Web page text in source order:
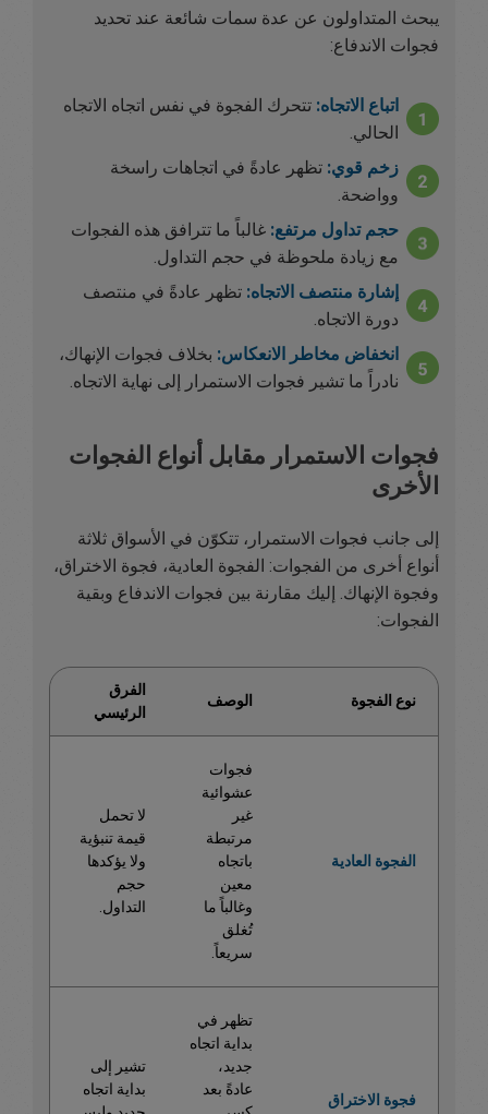
يبحث المتداولون عن عدة سمات شائعة عند تحديد
فجوات الاندفاع:
اتباع الاتجاه: تتحرك الفجوة في نفس اتجاه الاتجاه
الحالي.
زخم قوي: تظهر عادةً في اتجاهات راسخة
وواضحة.
حجم تداول مرتفع: غالباً ما تترافق هذه الفجوات
مع زيادة ملحوظة في حجم التداول.
إشارة منتصف الاتجاه: تظهر عادةً في منتصف
دورة الاتجاه.
انخفاض مخاطر الانعكاس: بخلاف فجوات الإنهاك،
نادراً ما تشير فجوات الاستمرار إلى نهاية الاتجاه.
فجوات الاستمرار مقابل أنواع الفجوات
الأخرى
إلى جانب فجوات الاستمرار، تتكوّن في الأسواق ثلاثة
أنواع أخرى من الفجوات: الفجوة العادية، فجوة الاختراق،
وفجوة الإنهاك. إليك مقارنة بين فجوات الاندفاع وبقية
الفجوات:
نوع الفجوة الوصف
الفرق
الرئيسي
الفجوة العادية
فجوات
عشوائية
غير
مرتبطة
باتجاه
معين
وغالباً ما
تُغلق
سريعاً.
لا تحمل
قيمة تنبؤية
ولا يؤكدها
حجم
التداول.
فجوة الاختراق
تظهر في
بداية اتجاه
جديد،
عادةً بعد
تشير إلى
بداية اتجاه